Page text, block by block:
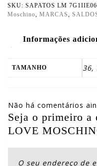
SKU: SAPATOS LM
Moschino, MARCAS,
Informações
TAMANHO 36,
Não há comentários
Seja o primeiro a
LOVE
O seu endereço de